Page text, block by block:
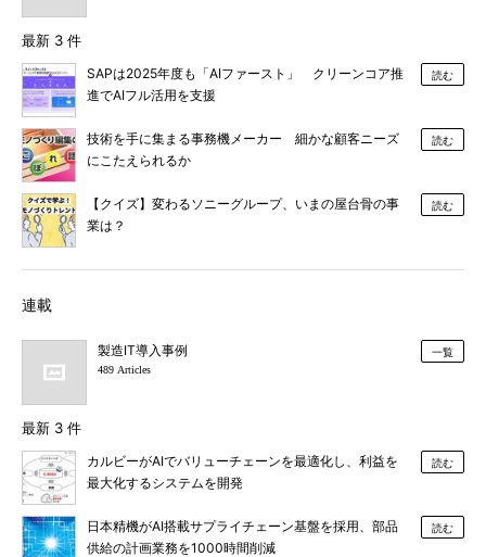
最新 3 件
SAPは2025年度も「AIファースト」 クリーンコア推
進でAIフル活用を支援
読む
技術を手に集まる事務機メーカー 細かな顧客ニーズ
にこたえられるか
読む
【クイズ】変わるソニーグループ、いまの屋台骨の事
業は？
読む
連載
製造IT導入事例
489 Articles
一覧
最新 3 件
カルビーがAIでバリューチェーンを最適化し、利益を
最大化するシステムを開発
読む
日本精機がAI搭載サプライチェーン基盤を採用、部品
供給の計画業務を1000時間削減
読む